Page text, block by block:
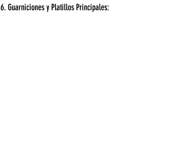
6. Guarniciones y Platillos Principales: